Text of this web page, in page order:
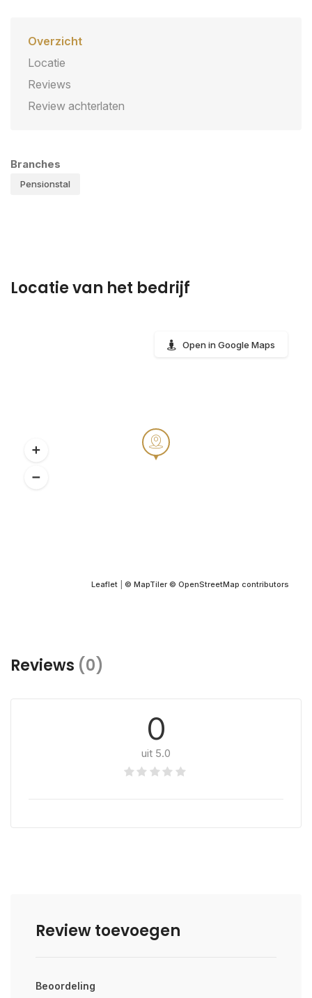
Overzicht
Locatie
Reviews
Review achterlaten
Branches
Pensionstal
Locatie van het bedrijf
Leaflet © MapTiler © OpenStreetMap contributors
Open in Google Maps
Reviews (0)
0
uit 5.0
Review toevoegen
Beoordeling